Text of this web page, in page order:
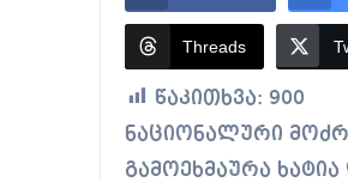
Threads
წაკითხვა: 900
ნაციონალური მოძრაობის ერთ-ერთი ლიდერი ანა წითლიძე მწვავედ
გამოეხმაურა